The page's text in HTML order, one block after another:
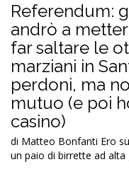
Referendum:
andrò a
far saltare le
marziani in
perdoni, ma
mutuo (e poi
casino)
di Matteo Bonfanti Ero
un paio di birrette ad